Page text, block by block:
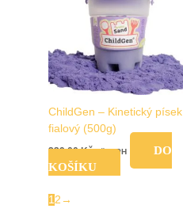
ChildGen – Kinetický písek
fialový (500g)
239,00Kč vč. DPH
DO
KOŠÍKU
12 →